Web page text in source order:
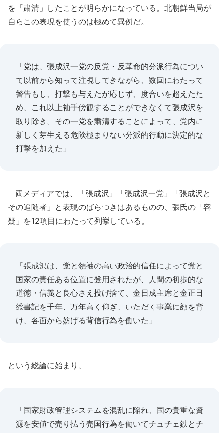
を「粛清」したことが明らかになっている。北朝鮮当局が
自らこの表現を使うのは極めて異例だ。
「党は、張成沢一党の反党・反革命的分派行為につい
て以前から知って注視してきながら、数回にわたって
警告もし、打撃も与えたが応じず、度合いを超えたた
め、これ以上袖手傍観することができなくて張成沢を
取り除き、その一党を粛清することによって、党内に
新しく芽生える危険極まりない分派的行動に決定的な
打撃を加えた」
両メディアでは、「張成沢」「張成沢一党」「張成沢と
その追随者」と表現のばらつきはあるものの、張氏の「容
疑」を12項目にわたって列挙している。
「張成沢は、党と領袖の高い政治的信任によって党と
国家の責任ある位置に登用されたが、人間の初歩的な
道徳・信義と良心さえ投げ捨て、金日成主席と金正日
総書記を千年、万年高く仰ぎ、いただく事業に顔を背
け、各面から妨げる背信行為を働いた」
という総論に始まり、
「国家財政管理システムを混乱に陥れ、国の貴重な資
源を安値で売り払う売国行為を働いてチュチェ鉄とチ